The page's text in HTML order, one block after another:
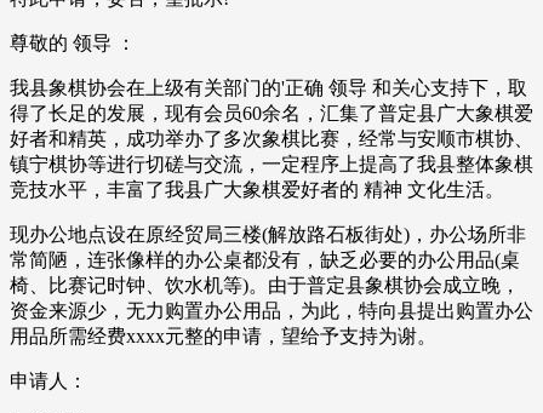
尊敬的 领导 ：
我县象棋协会在上级有关部门的'正确 领导 和关心支持下，取
得了长足的发展，现有会员60余名，汇集了普定县广大象棋爱
好者和精英，成功举办了多次象棋比赛，经常与安顺市棋协、
镇宁棋协等进行切磋与交流，一定程序上提高了我县整体象棋
竞技水平，丰富了我县广大象棋爱好者的 精神 文化生活。
现办公地点设在原经贸局三楼(解放路石板街处)，办公场所非
常简陋，连张像样的办公桌都没有，缺乏必要的办公用品(桌
椅、比赛记时钟、饮水机等)。由于普定县象棋协会成立晚，
资金来源少，无力购置办公用品，为此，特向县提出购置办公
用品所需经费xxxx元整的申请，望给予支持为谢。
申请人：